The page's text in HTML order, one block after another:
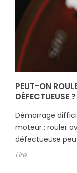
PEUT-ON
DÉFECTUEUSE ?
Démarrage
moteur : rouler
défectueuse
Lire